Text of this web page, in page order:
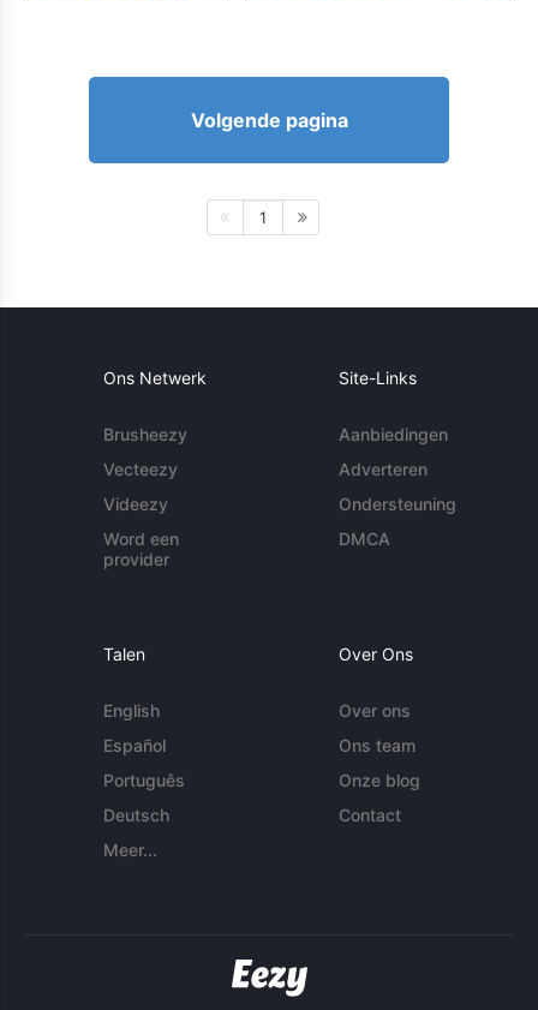
Volgende pagina
1
Ons Netwerk
Brusheezy
Vecteezy
Videezy
Word een
provider
Site-Links
Aanbiedingen
Adverteren
Ondersteuning
DMCA
Talen
English
Español
Português
Deutsch
Meer...
Over Ons
Over ons
Ons team
Onze blog
Contact